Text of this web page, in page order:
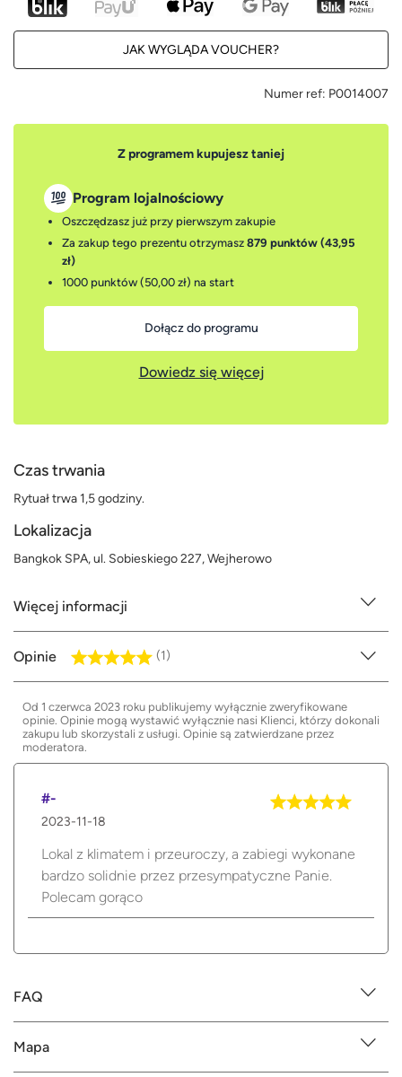
JAK WYGLĄDA VOUCHER?
Numer ref: P0014007
Z programem kupujesz taniej
Program lojalnościowy
Oszczędzasz już przy pierwszym zakupie
Za zakup tego prezentu otrzymasz 879 punktów (43,95
zł)
1000 punktów (50,00 zł) na start
Dołącz do programu
Dowiedz się więcej
Czas trwania
Rytuał trwa 1,5 godziny.
Lokalizacja
Bangkok SPA, ul. Sobieskiego 227, Wejherowo
Więcej informacji
Opinie (1)
Od 1 czerwca 2023 roku publikujemy wyłącznie zweryfikowane
opinie. Opinie mogą wystawić wyłącznie nasi Klienci, którzy dokonali
zakupu lub skorzystali z usługi. Opinie są zatwierdzane przez
moderatora.
#-
2023-11-18
Lokal z klimatem i przeuroczy, a zabiegi wykonane
bardzo solidnie przez przesympatyczne Panie.
Polecam gorąco
FAQ
Mapa